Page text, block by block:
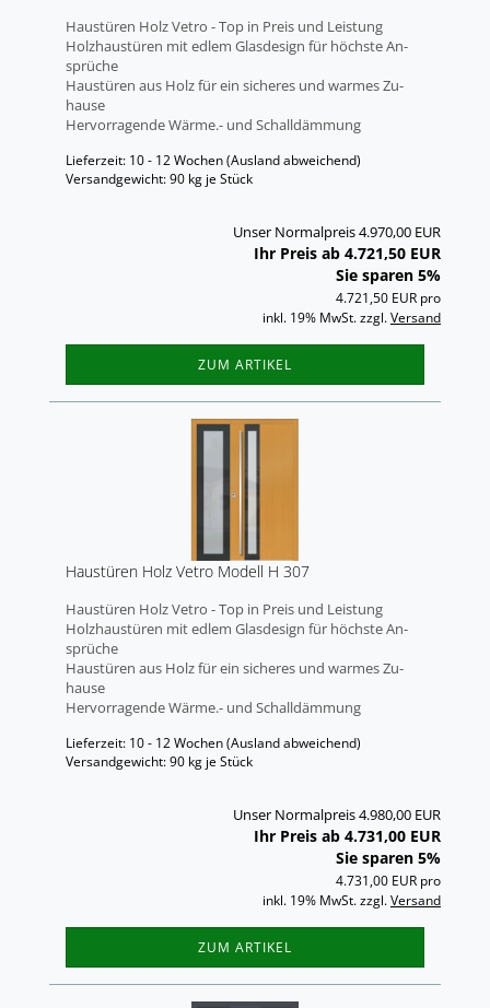
Haus­tü­ren Holz Vetro - Top in Preis und Leis­tung
Holz­haus­tü­ren mit edlem Glas­de­sign für höchs­te An­
sprü­che
Haus­tü­ren aus Holz für ein si­che­res und war­mes Zu­
hau­se
Her­vor­ra­gen­de Wärme.- und Schall­däm­mung
Lieferzeit: 10 - 12 Wochen(Ausland abweichend)
Versandgewicht:90 kg je Stück
Unser Normalpreis 4.970,00 EUR
Ihr Preis ab 4.721,50 EUR
Sie sparen 5%
4.721,50 EUR pro
inkl. 19% MwSt. zzgl.Versand
ZUM ARTIKEL
Haus­tü­ren Holz Vetro Mo­dell H 307
Haus­tü­ren Holz Vetro - Top in Preis und Leis­tung
Holz­haus­tü­ren mit edlem Glas­de­sign für höchs­te An­
sprü­che
Haus­tü­ren aus Holz für ein si­che­res und war­mes Zu­
hau­se
Her­vor­ra­gen­de Wärme.- und Schall­däm­mung
Lieferzeit: 10 - 12 Wochen(Ausland abweichend)
Versandgewicht:90 kg je Stück
Unser Normalpreis 4.980,00 EUR
Ihr Preis ab 4.731,00 EUR
Sie sparen 5%
4.731,00 EUR pro
inkl. 19% MwSt. zzgl.Versand
ZUM ARTIKEL